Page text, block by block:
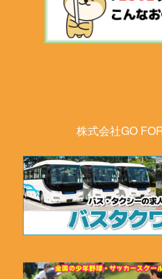
株式会社GO